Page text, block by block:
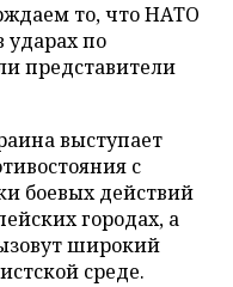
то, что НАТО
ударах по
представители
выступает
с
боевых действий
городах, а
широкий
среде.